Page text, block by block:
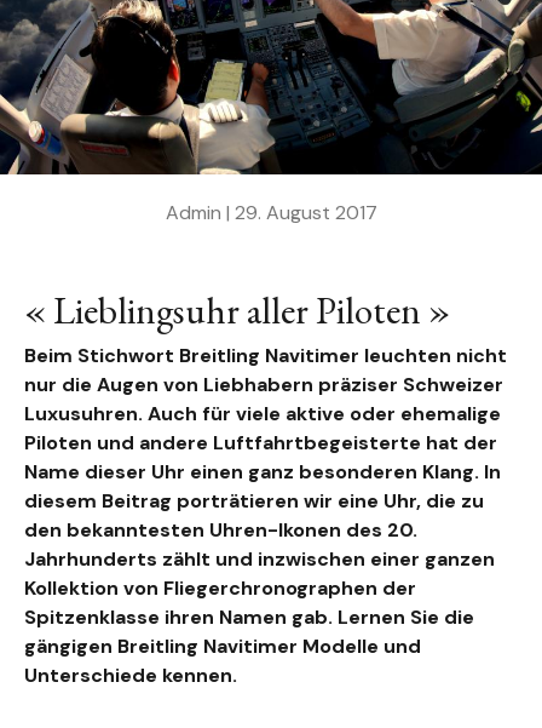
Admin | 29. August 2017
« Lieblingsuhr aller Piloten »
Beim Stichwort Breitling Navitimer leuchten nicht
nur die Augen von Liebhabern präziser Schweizer
Luxusuhren. Auch für viele aktive oder ehemalige
Piloten und andere Luftfahrtbegeisterte hat der
Name dieser Uhr einen ganz besonderen Klang. In
diesem Beitrag porträtieren wir eine Uhr, die zu
den bekanntesten Uhren-Ikonen des 20.
Jahrhunderts zählt und inzwischen einer ganzen
Kollektion von Fliegerchronographen der
Spitzenklasse ihren Namen gab. Lernen Sie die
gängigen Breitling Navitimer Modelle und
Unterschiede kennen.